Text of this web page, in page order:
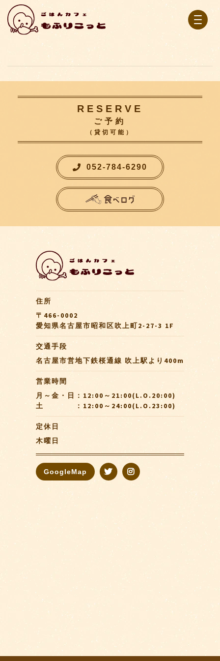
RESERVE
ご予約
（貸切可能）
052-784-6290
住所
〒466-0002
愛知県名古屋市昭和区吹上町2-27-3 1F
交通手段
名古屋市営地下鉄桜通線 吹上駅より400m
営業時間
月～金・日：12:00～21:00(L.O.20:00)
土 ：12:00～24:00(L.O.23:00)
定休日
木曜日
GoogleMap